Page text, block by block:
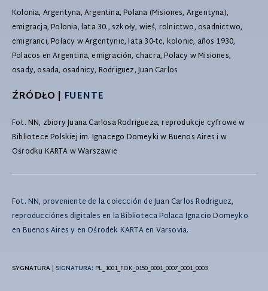
Kolonia, Argentyna, Argentina, Polana (Misiones, Argentyna),
emigracja, Polonia, lata 30., szkoły, wieś, rolnictwo, osadnictwo,
emigranci, Polacy w Argentynie, lata 30-te, kolonie, años 1930,
Polacos en Argentina, emigración, chacra, Polacy w Misiones,
osady, osada, osadnicy, Rodriguez, Juan Carlos
ŹRÓDŁO | FUENTE
Fot. NN, zbiory Juana Carlosa Rodrigueza, reprodukcje cyfrowe w
Bibliotece Polskiej im. Ignacego Domeyki w Buenos Aires i w
Ośrodku KARTA w Warszawie
Fot. NN, proveniente de la colección de Juan Carlos Rodriguez,
reproducciónes digitales en la Biblioteca Polaca Ignacio Domeyko
en Buenos Aires y en Ośrodek KARTA en Varsovia.
SYGNATURA | SIGNATURA: PL_1001_FOK_0150_0001_0007_0001_0003